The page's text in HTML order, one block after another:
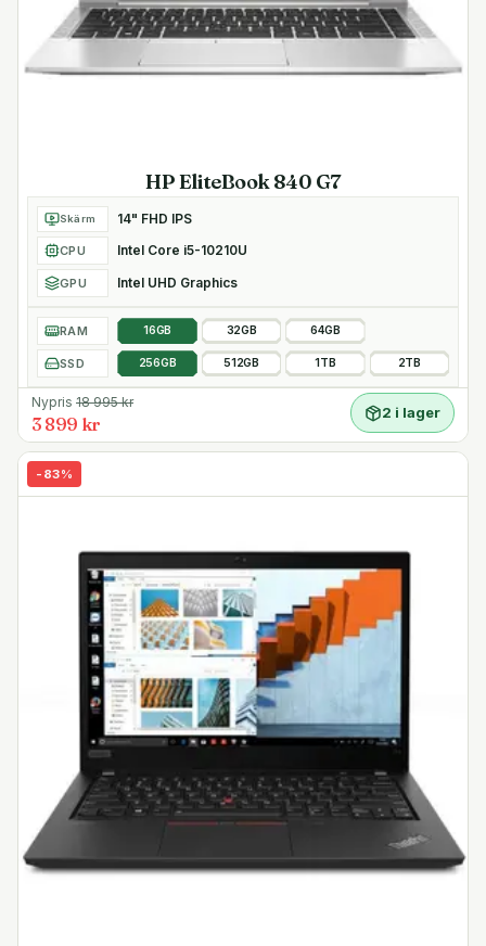
HP EliteBook 840 G7
Skärm 14" FHD IPS
CPU Intel Core i5-10210U
GPU Intel UHD Graphics
RAM 16GB 32GB 64GB
SSD 256GB 512GB 1TB 2TB
Nypris 18 995kr
3 899 kr
2 i lager
- 83%